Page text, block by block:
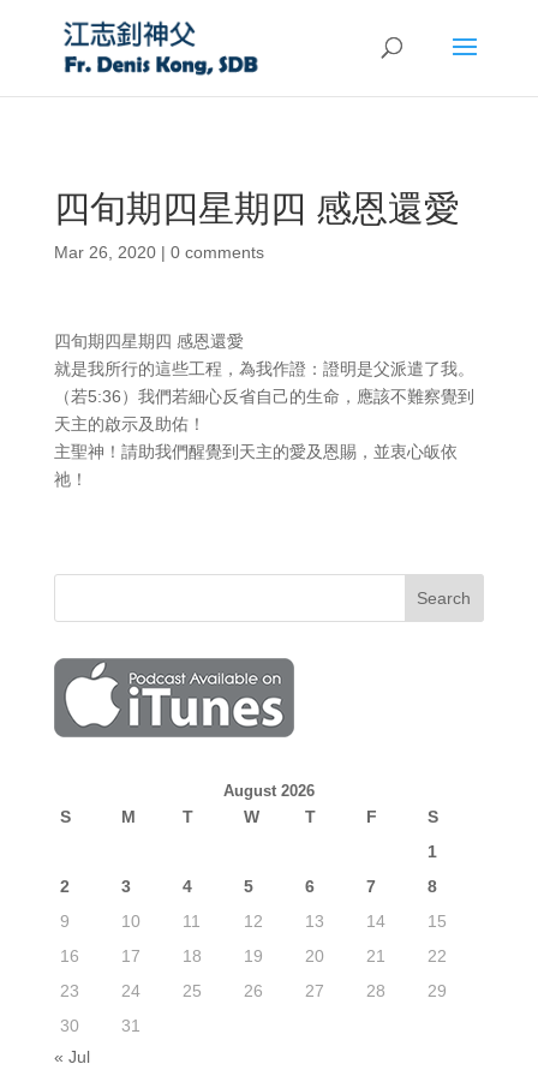
四旬期四星期四 感恩還愛
Mar 26, 2020| 0 comments
四旬期四星期四 感恩還愛
就是我所行的這些工程，為我作證：證明是父派遣了我。
（若5:36）我們若細心反省自己的生命，應該不難察覺到
天主的啟示及助佑！
主聖神！請助我們醒覺到天主的愛及恩賜，並衷心皈依
祂！
August 2026
S M T W T F
S
1
2
3 4 5 6 7
8
9
10 11 12 13 14
15
16
17 18 19 20 21
22
23
24 25 26 27 28
29
30
31
« Jul